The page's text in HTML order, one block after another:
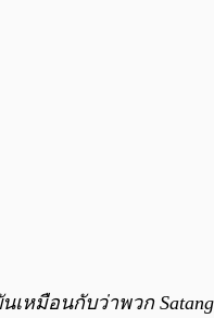
หมือนกับว่าพวก